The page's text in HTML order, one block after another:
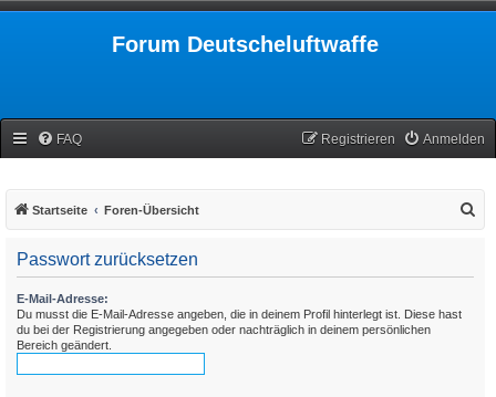
Forum Deutscheluftwaffe
FAQ Anmelden
Registrieren
Startseite Foren-Übersicht
Passwort zurücksetzen
E-Mail-Adresse:
Du musst die E-Mail-Adresse angeben, die in deinem Profil hinterlegt ist. Diese hast
du bei der Registrierung angegeben oder nachträglich in deinem persönlichen
Bereich geändert.